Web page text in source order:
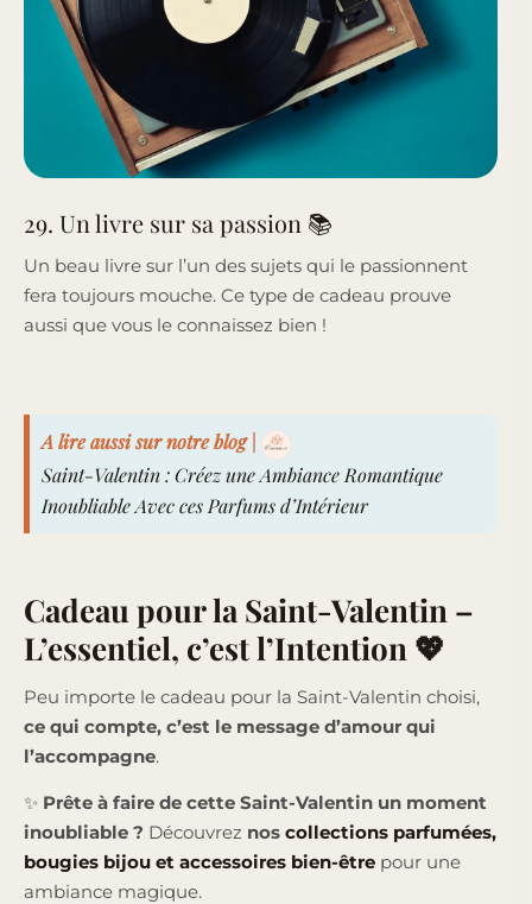
29. Un livre sur sa passion 📚
Un beau livre sur l’un des sujets qui le passionnent
fera toujours mouche. Ce type de cadeau prouve
aussi que vous le connaissez bien !
A lire aussi sur notre blog |
Saint-Valentin : Créez une Ambiance Romantique
Inoubliable Avec ces Parfums d’Intérieur
Cadeau pour la Saint-Valentin –
L’essentiel, c’est l’Intention 💖
Peu importe le cadeau pour la Saint-Valentin choisi,
ce qui compte, c’est le message d’amour qui
l’accompagne.
✨ Prête à faire de cette Saint-Valentin un moment
inoubliable ? Découvrez nos collections parfumées,
bougies bijou et accessoires bien-être pour une
ambiance magique.